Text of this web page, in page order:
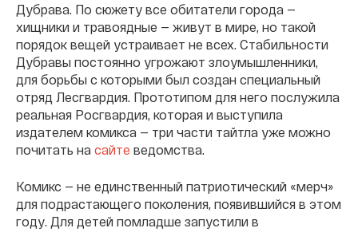
Дубрава. По сюжету все обитатели города —
хищники и травоядные — живут в мире, но такой
порядок вещей устраивает не всех. Стабильности
Дубравы постоянно угрожают злоумышленники,
для борьбы с которыми был создан специальный
отряд Лесгвардия. Прототипом для него послужила
реальная Росгвардия, которая и выступила
издателем комикса — три части тайтла уже можно
почитать на сайте ведомства.
Комикс — не единственный патриотический «мерч»
для подрастающего поколения, появившийся в этом
году. Для детей помладше запустили в